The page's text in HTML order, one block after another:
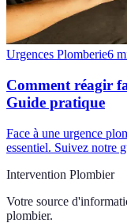
Urgences Plomberie6
Comment réagir
Guide pratique
Face à une urgence
essentiel. Suivez notre
Intervention Plombier
Votre source
plombier.